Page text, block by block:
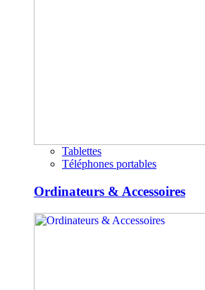
Tablettes
Téléphones portables
Ordinateurs & Accessoires